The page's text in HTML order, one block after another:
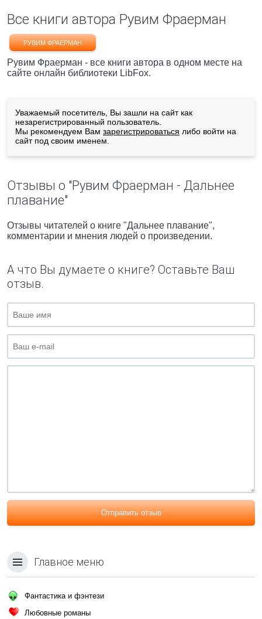
Все книги автора Рувим Фраерман
РУВИМ ФРАЕРМАН
Рувим Фраерман - все книги автора в одном месте на
сайте онлайн библиотеки LibFox.
Уважаемый посетитель, Вы зашли на сайт как
незарегистрированный пользователь.
Мы рекомендуем Вам зарегистрироваться либо войти на
сайт под своим именем.
Отзывы о "Рувим Фраерман - Дальнее
плавание"
Отзывы читателей о книге "Дальнее плавание",
комментарии и мнения людей о произведении.
А что Вы думаете о книге? Оставьте Ваш
отзыв.
Отправить отзыв
Главное меню
Фантастика и фэнтези
Любовные романы